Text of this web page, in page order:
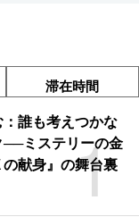
滞在時間
1
誰も考えつかな
ミステリーの金
献身』の舞台裏